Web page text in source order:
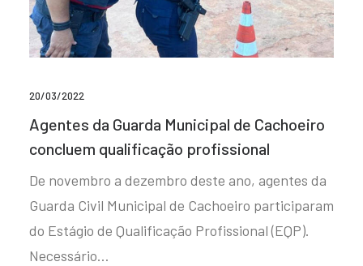
20/03/2022
Agentes da Guarda Municipal de Cachoeiro
concluem qualificação profissional
De novembro a dezembro deste ano, agentes da
Guarda Civil Municipal de Cachoeiro participaram
do Estágio de Qualificação Profissional (EQP).
Necessário…